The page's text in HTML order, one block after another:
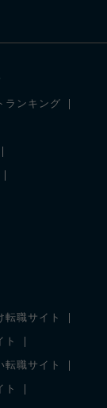
ランキング
転職サイト
ト
転職サイト
ト